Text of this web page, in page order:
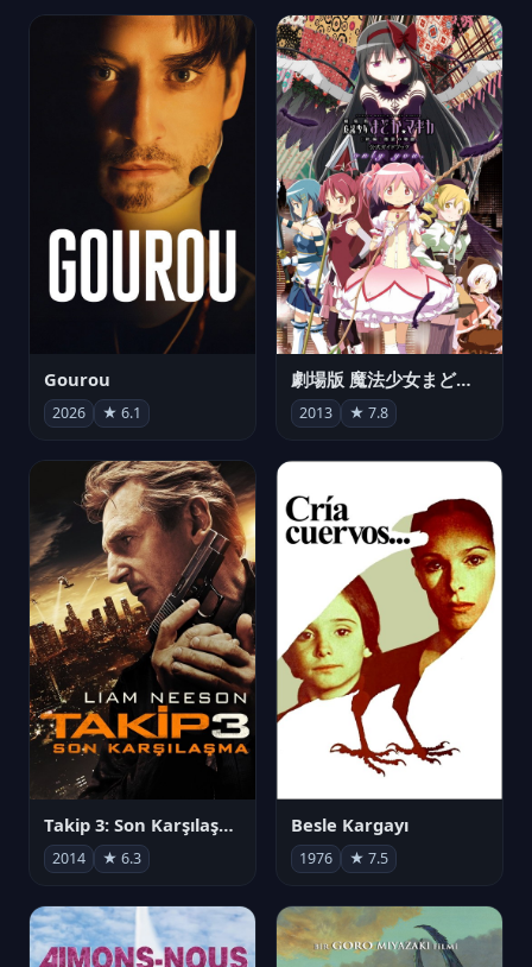
Gourou
2026 ★ 6.1
劇場版 魔法少女まどか☆マギカ[新編]叛逆の物語
2013 ★ 7.8
Takip 3: Son Karşılaşma
2014 ★ 6.3
Besle Kargayı
1976 ★ 7.5